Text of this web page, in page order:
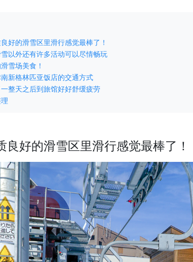
好的滑雪区里滑行感觉最棒了！
以外还有许多活动可以尽情畅玩
雪场美食！
新格林匹亚饭店的交通方式
整天之后到旅馆好好舒缓疲劳
良好的滑雪区里滑行感觉最棒了！